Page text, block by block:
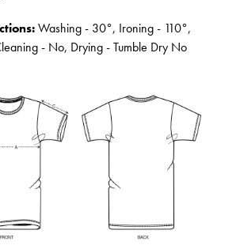
Washing - 30°, Ironing - 110°,
- No, Drying - Tumble Dry No